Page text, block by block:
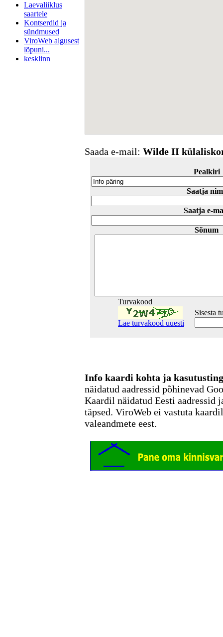
Laevaliiklus
saartele
Kontserdid ja
sündmused
ViroWeb algusest
lõpuni...
kesklinn
Saada e-mail: Wilde II
Pealkiri
Saatja
Saatja e-
Sõnum
Turvakood
Lae turvakood uuesti
Sisesta
Info kaardi kohta ja
näidatud aadressid põhinevad
Kaardil näidatud Eesti aadressid
täpsed. ViroWeb ei vastuta
valeandmete eest.